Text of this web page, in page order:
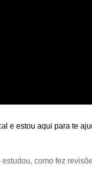
e estou aqui para te
como fez